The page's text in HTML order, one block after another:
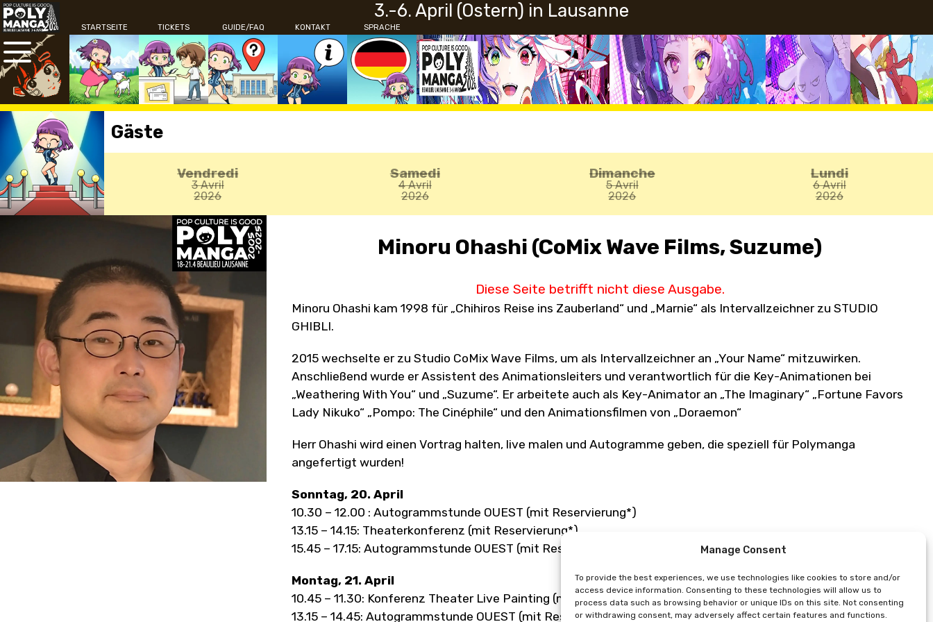
Manage Consent
To provide the best experiences, we use technologies like cookies to store and/or
access device information. Consenting to these technologies will allow us to
process data such as browsing behavior or unique IDs on this site. Not consenting
or withdrawing consent, may adversely affect certain features and functions.
3.-6. April (Ostern) in Lausanne
SPRACHE
STARTSEITE TICKETS GUIDE/FAQ KONTAKT
Gäste
Vendredi
3 Avril
2026
Samedi
4 Avril
2026
Dimanche
5 Avril
2026
Lundi
6 Avril
2026
Minoru Ohashi (CoMix Wave Films, Suzume)
Diese Seite betrifft nicht diese Ausgabe.
Minoru Ohashi kam 1998 für „Chihiros Reise ins Zauberland“ und „Marnie“ als Intervallzeichner zu STUDIO
GHIBLI.
2015 wechselte er zu Studio CoMix Wave Films, um als Intervallzeichner an „Your Name“ mitzuwirken.
Anschließend wurde er Assistent des Animationsleiters und verantwortlich für die Key-Animationen bei
„Weathering With You“ und „Suzume“. Er arbeitete auch als Key-Animator an „The Imaginary“ „Fortune Favors
Lady Nikuko“ „Pompo: The Cinéphile“ und den Animationsfilmen von „Doraemon“
Herr Ohashi wird einen Vortrag halten, live malen und Autogramme geben, die speziell für Polymanga
angefertigt wurden!
Sonntag, 20. April
10.30 – 12.00 : Autogrammstunde OUEST (mit Reservierung*)
13.15 – 14.15: Theaterkonferenz (mit Reservierung*)
15.45 – 17.15: Autogrammstunde OUEST (mit Reservierung*)
Montag, 21. April
10.45 – 11.30: Konferenz Theater Live Painting (mit Reservierung*)
13.15 – 14.45: Autogrammstunde OUEST (mit Reservierung*)